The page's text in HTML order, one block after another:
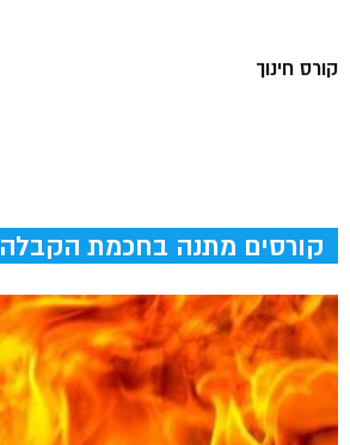
קורס חינוך
קורסים מתנה בחכמת הקבלה